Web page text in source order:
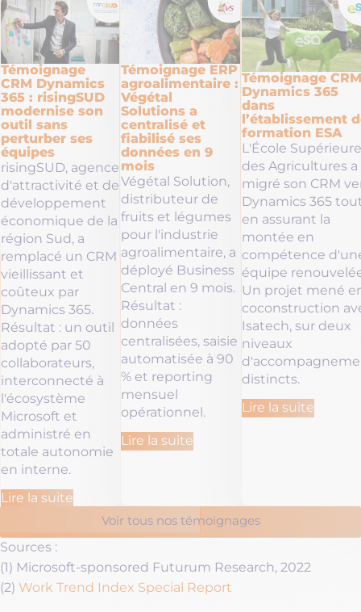
Témoignage
CRM Dynamics
365 : risingSUD
modernise son
outil sans
perturber ses
équipes
risingSUD, agence
d'attractivité et de
développement
économique de la
région Sud, a
remplacé un CRM
vieillissant et
coûteux par
Dynamics 365.
Résultat : un outil
adopté par 50
collaborateurs,
interconnecté à
l'écosystème
Microsoft et
administré en
totale autonomie
en interne.
Lire la suite
Témoignage ERP
agroalimentaire :
Végétal
Solutions a
centralisé et
fiabilisé ses
données en 9
mois
Végétal Solution,
distributeur de
fruits et légumes
pour l'industrie
agroalimentaire, a
déployé Business
Central en 9 mois.
Résultat :
données
centralisées, saisie
automatisée à 90
% et reporting
mensuel
opérationnel.
Lire la suite
Témoignage CRM
Dynamics 365
dans
l’établissement
formation ESA
L'École Supérieure
des Agricultures a
migré son CRM
Dynamics 365
en assurant la
montée en
compétence
équipe
Un projet mené
coconstruction
Isatech, sur deux
niveaux
distincts.
Lire la suite
Voir tous nos témoignages
Sources :
(1) Microsoft-sponsored Futurum Research, 2022
(2) Work Trend Index Special Report